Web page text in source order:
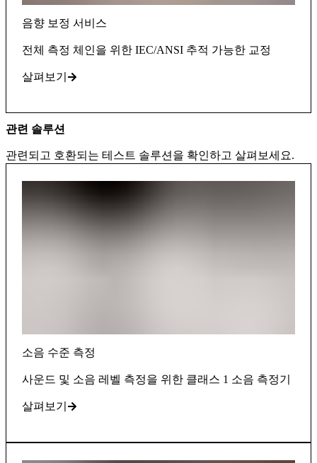
음향 보정 서비스
전체 측정 체인을 위한 IEC/ANSI 추적 가능한 교정
살펴보기
관련 솔루션
관련되고 호환되는 테스트 솔루션을 확인하고 살펴보세요.
소음 수준 측정
사운드 및 소음 레벨 측정을 위한 클래스 1 소음 측정기
살펴보기